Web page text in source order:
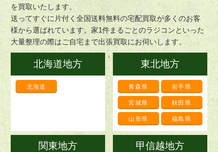
を買取いたします。
送ってすぐに片付く全国送料無料の宅配買取が多くのお客
様から選ばれています。家1件まるごとのラジコンといった
大量整理の際はご自宅まで出張買取にお伺いします。
北海道地方
北海道
東北地方
青森県 岩手県
宮城県 秋田県
山形県 福島県
関東地方 甲信越地方